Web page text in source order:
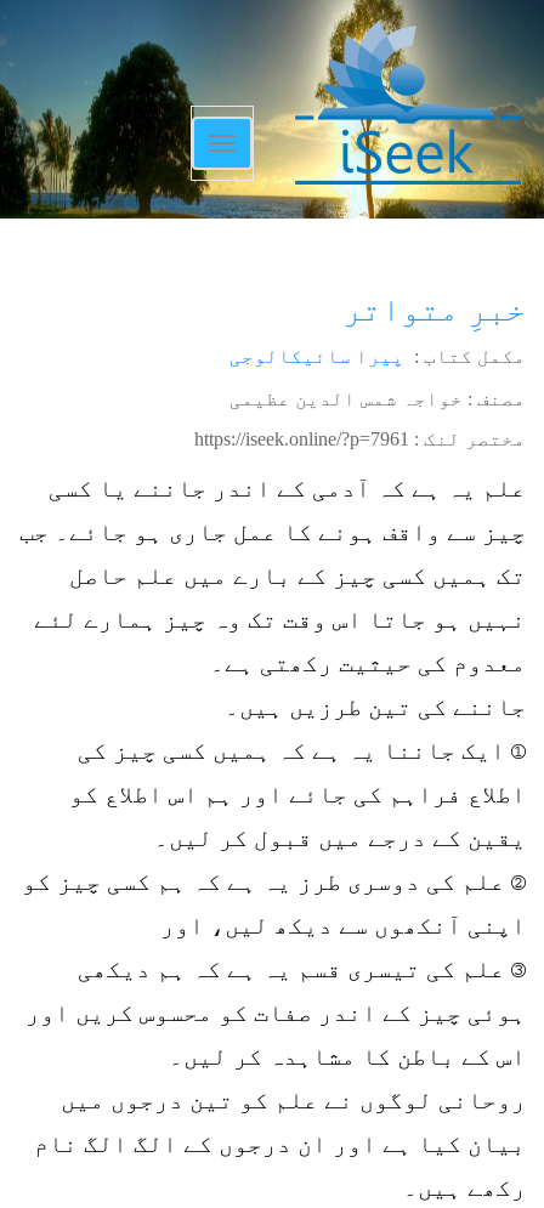
Toggle
navigation
خبرِ متواتر
مکمل کتاب : پیرا سائیکالوجی
مصنف : خواجہ شمس الدین عظیمی
مختصر لنک : https://iseek.online/?p=7961
علم یہ ہے کہ آدمی کے اندر جاننے یا کسی
چیز سے واقف ہونے کا عمل جاری ہو جائے۔ جب
تک ہمیں کسی چیز کے بارے میں علم حاصل
نہیں ہو جاتا اس وقت تک وہ چیز ہمارے لئے
معدوم کی حیثیت رکھتی ہے۔
جاننے کی تین طرزیں ہیں۔
① ایک جاننا یہ ہے کہ ہمیں کسی چیز کی
اطلاع فراہم کی جائے اور ہم اس اطلاع کو
یقین کے درجے میں قبول کر لیں۔
② علم کی دوسری طرز یہ ہے کہ ہم کسی چیز کو
اپنی آنکھوں سے دیکھ لیں، اور
③ علم کی تیسری قسم یہ ہے کہ ہم دیکھی
ہوئی چیز کے اندر صفات کو محسوس کریں اور
اس کے باطن کا مشاہدہ کر لیں۔
روحانی لوگوں نے علم کو تین درجوں میں
بیان کیا ہے اور ان درجوں کے الگ الگ نام
رکھے ہیں۔